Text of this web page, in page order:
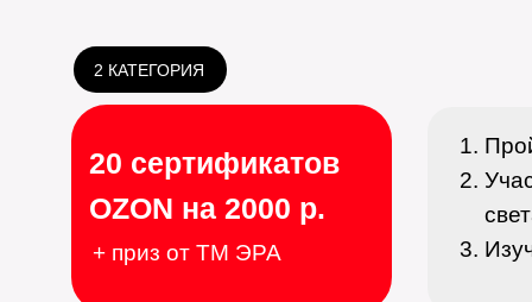
20 сертификатов
OZON на 2000 р.
+ приз от ТМ ЭРА
2 КАТЕГОРИЯ